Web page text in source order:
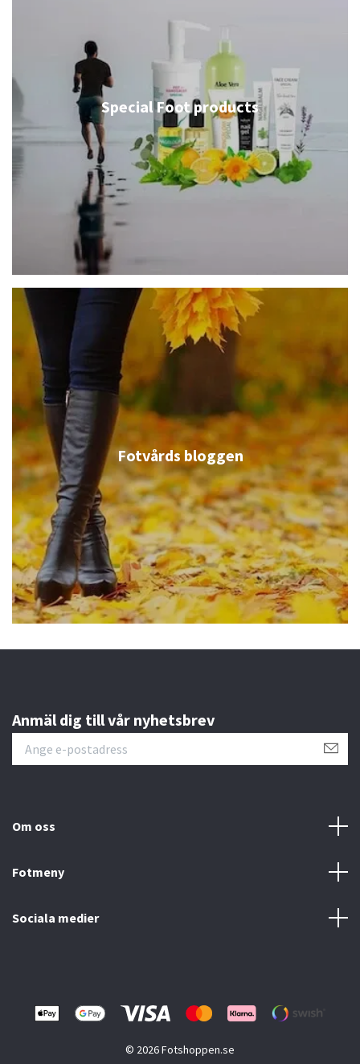
Special Foot products
Fotvårds bloggen
Anmäl dig till vår nyhetsbrev
Om oss
Fotmeny
Sociala medier
© 2026 Fotshoppen.se